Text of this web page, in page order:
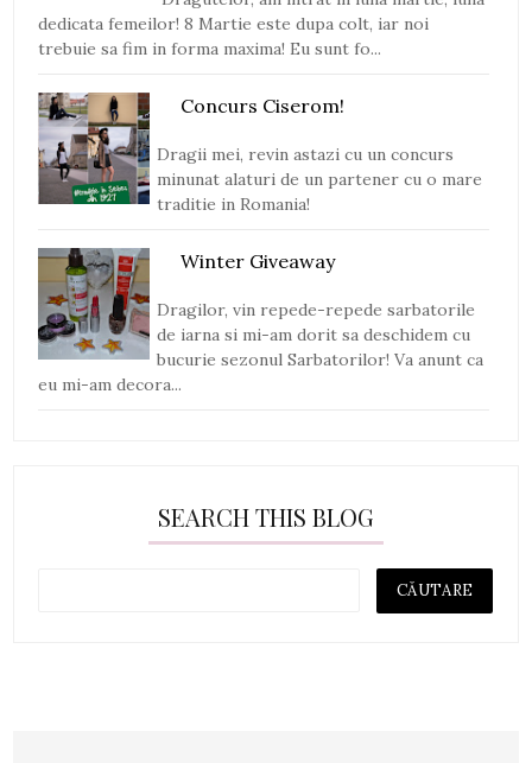
dedicata femeilor! 8 Martie este dupa colt, iar noi
trebuie sa fim in forma maxima! Eu sunt fo...
Concurs Ciserom!
Dragii mei, revin astazi cu un concurs
minunat alaturi de un partener cu o mare
traditie in Romania!
Winter Giveaway
Dragilor, vin repede-repede sarbatorile
de iarna si mi-am dorit sa deschidem cu
bucurie sezonul Sarbatorilor! Va anunt ca
eu mi-am decora...
SEARCH THIS BLOG